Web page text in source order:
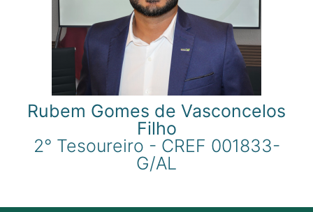
Rubem Gomes de Vasconcelos
Filho
2° Tesoureiro - CREF 001833-
G/AL